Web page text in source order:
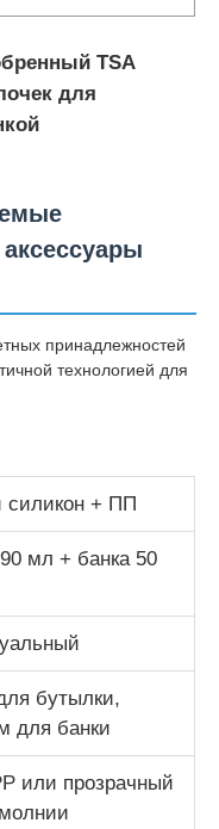
для
TSA
для
принадлежностей
технологией для
+ ПП
мл + банка 50
бутылки,
для банки
или прозрачный